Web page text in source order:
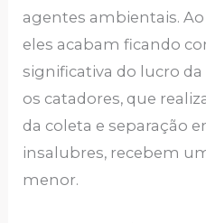
agentes ambientais.
eles acabam ficando
significativa do lucro
os catadores, que
da coleta e separação
insalubres, recebem
menor.